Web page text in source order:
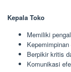
Kepala Toko
Memiliki
Berpikir kritis
Komunikasi